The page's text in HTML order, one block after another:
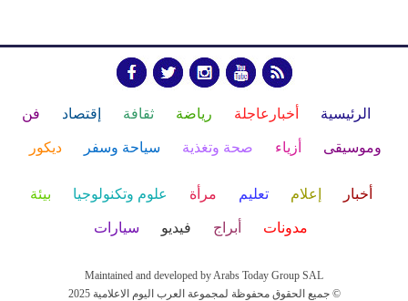
الرئيسية أخبارعاجلة رياضة ثقافة إقتصاد فن
وموسيقى أزياء صحة وتغذية سياحة وسفر ديكور
أخبار إعلام تعليم مرأة علوم وتكنولوجيا بيئة
مدونات أبراج فيديو سيارات
Maintained and developed by Arabs Today Group SAL
جميع الحقوق محفوظة لمجموعة العرب اليوم الاعلامية 2025 ©